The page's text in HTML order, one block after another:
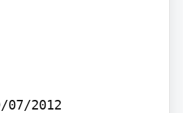
2012